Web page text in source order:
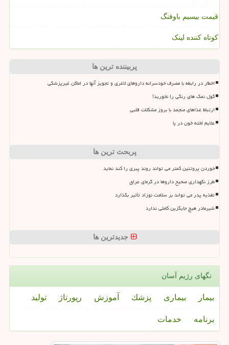
قیمت بیسیم باوفنگ
کوتاه کننده لینک
پربیننده ترین ها
اخطار در رابطه با مصرف خودسرانه داروهای لاغری و تجویز آنها در اماکن غیرپزشکی
گول نمک های رنگی را نخورید!
ارتباط غذاهای منجمد با بروز مشکلات قلبی
علایم لخته خون در پا
پربحث ترین ها
خوردن پروتئین کمتر می تواند روند پیری را کند نماید
طرز نگهداری صحیح داروها در گرمای عراق
تغذیه پدر می تواند بر سلامت نوزاد تأثیر بگذارد
شیرمادر هیچ جایگزین کاملی ندارد
جدیدترین ها
تگهای رژیم آسان
بیمار بیماری پزشك آموزش رپورتاژ تولید
برنامه خدمات